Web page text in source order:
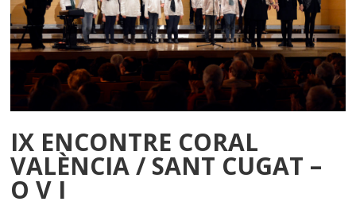
IX ENCONTRE CORAL
VALÈNCIA / SANT CUGAT –
O V I